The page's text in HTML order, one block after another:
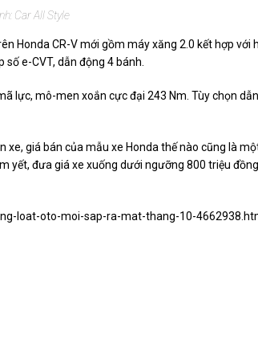
Car All Style
Honda CR-V mới gồm máy xăng 2.0 kết hợp với
e-CVT, dẫn động 4 bánh.
lực, mô-men xoắn cực đại 243 Nm. Tùy chọn dẫn
xe, giá bán của mẫu xe Honda thế nào cũng là
yết, đưa giá xe xuống dưới ngưỡng 800 triệu đồng
loat-oto-moi-sap-ra-mat-thang-10-